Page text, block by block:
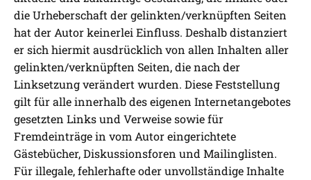
die Urheberschaft der gelinkten/verknüpften Seiten
hat der Autor keinerlei Einfluss. Deshalb distanziert
er sich hiermit ausdrücklich von allen Inhalten aller
gelinkten/verknüpften Seiten, die nach der
Linksetzung verändert wurden. Diese Feststellung
gilt für alle innerhalb des eigenen Internetangebotes
gesetzten Links und Verweise sowie für
Fremdeinträge in vom Autor eingerichtete
Gästebücher, Diskussionsforen und Mailinglisten.
Für illegale, fehlerhafte oder unvollständige Inhalte